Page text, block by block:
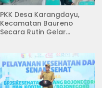
PKK Desa Karangdayu,
Kecamatan Baureno
Secara Rutin Gelar